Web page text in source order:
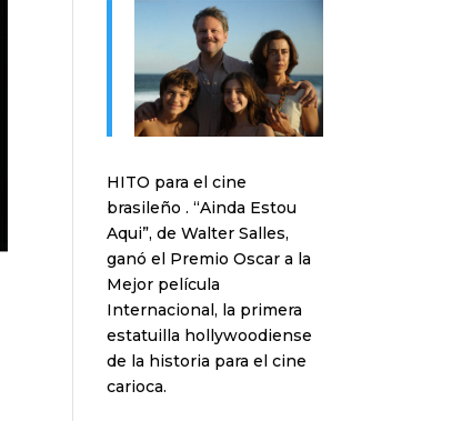
HITO para el cine
brasileño . “Ainda Estou
Aqui”, de Walter Salles,
ganó el Premio Oscar a la
Mejor película
Internacional, la primera
estatuilla hollywoodiense
de la historia para el cine
carioca.